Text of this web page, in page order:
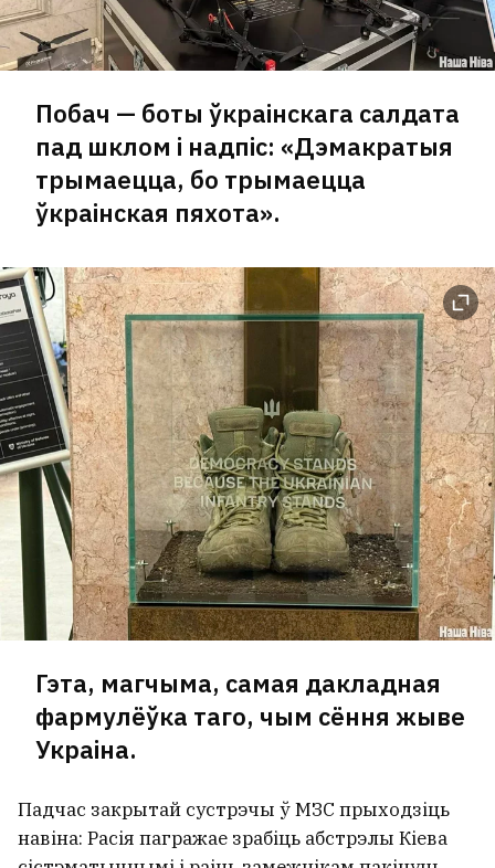
Побач — боты ўкраінскага салдата
пад шклом і надпіс: «Дэмакратыя
трымаецца, бо трымаецца
ўкраінская пяхота».
Гэта, магчыма, самая дакладная
фармулёўка таго, чым сёння жыве
Украіна.
Падчас закрытай сустрэчы ў МЗС прыходзіць
навіна: Расія пагражае зрабіць абстрэлы Кіева